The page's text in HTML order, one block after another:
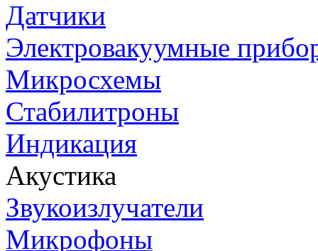
Датчики
Электровакуумные
Микросхемы
Стабилитроны
Индикация
Акустика
Звукоизлучатели
Микрофоны